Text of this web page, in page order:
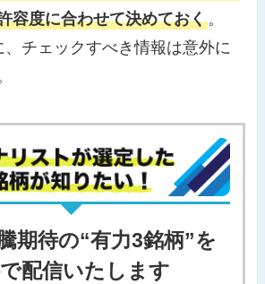
容度に合わせて決めておく。
チェックすべき情報は意外に
期待の“有力3銘柄”を
配信いたします